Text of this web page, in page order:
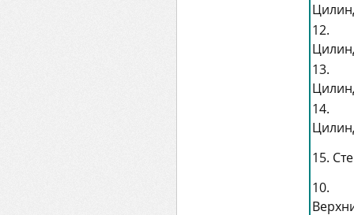
12.
13.
14.
15.
10.